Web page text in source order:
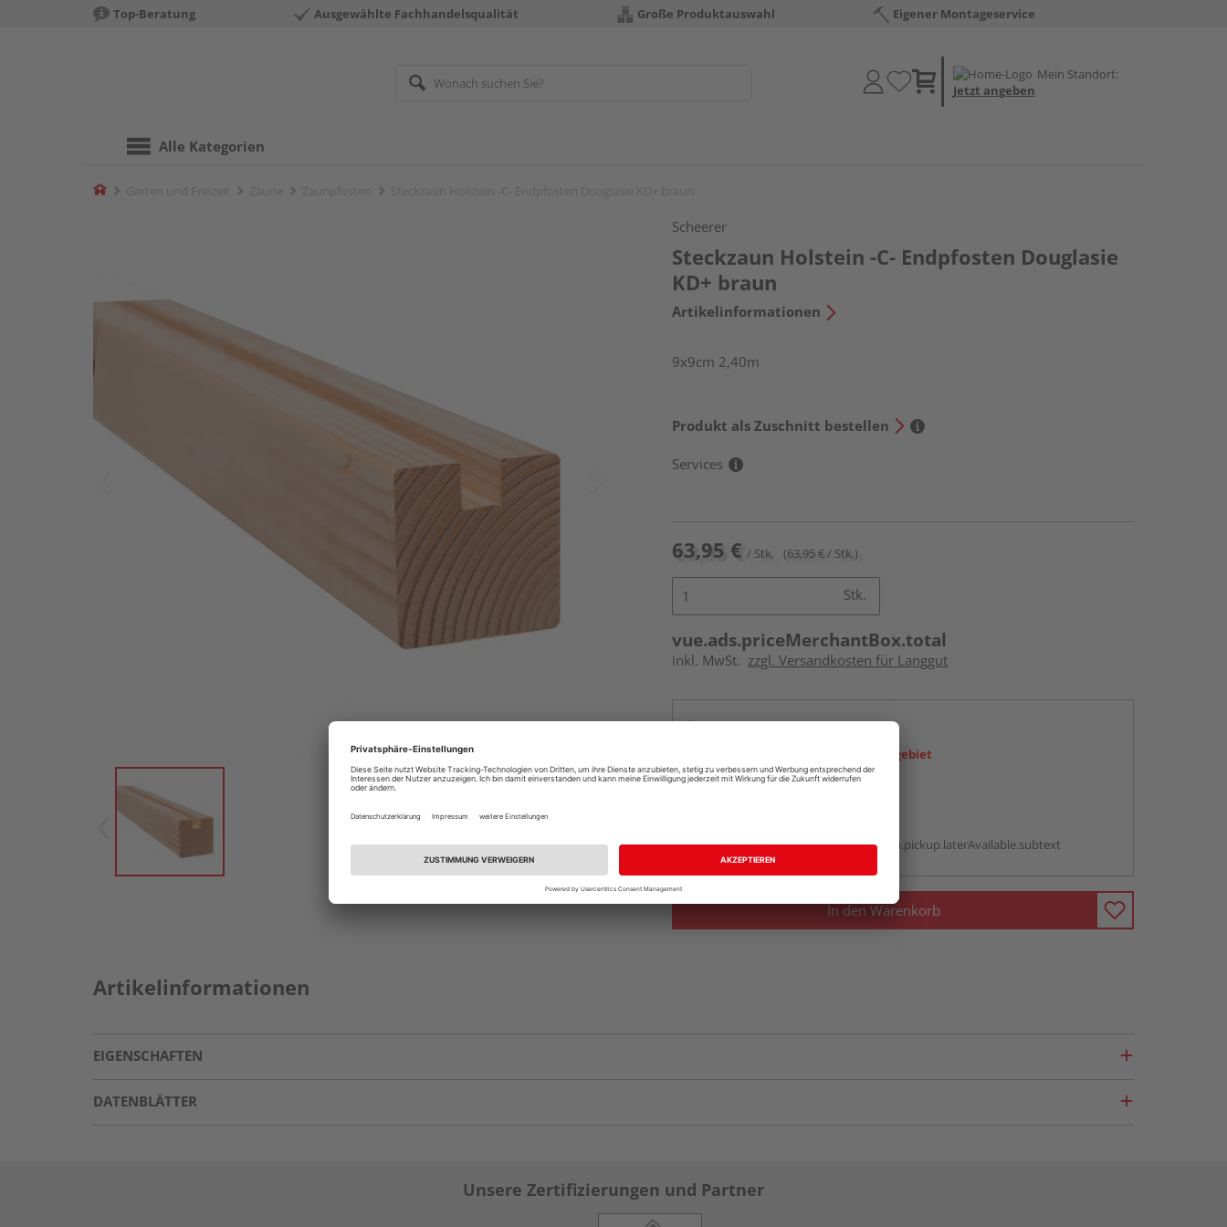
Top-Beratung Ausgewählte Fachhandelsqualität Große Produktauswahl Eigener Montageservice
Mein Standort:
Jetzt angeben
Alle Kategorien
Home
Scheerer
Steckzaun Holstein -C- Endpfosten Douglasie
KD+ braun
Artikelinformationen
9x9cm 2,40m
Produkt als Zuschnitt bestellen
Services
63,95 € / Stk. (63,95 € / Stk.)
Stk.
vue.ads.priceMerchantBox.total
inkl. MwSt. zzgl. Versandkosten für Langgut
Ihr Standort ist nicht im Liefergebiet
vue.ads.priceMerchantBox.option.pickup.laterAvailable.subtext
In den Warenkorb
Artikelinformationen
EIGENSCHAFTEN
DATENBLÄTTER
Unsere Zertifizierungen und Partner